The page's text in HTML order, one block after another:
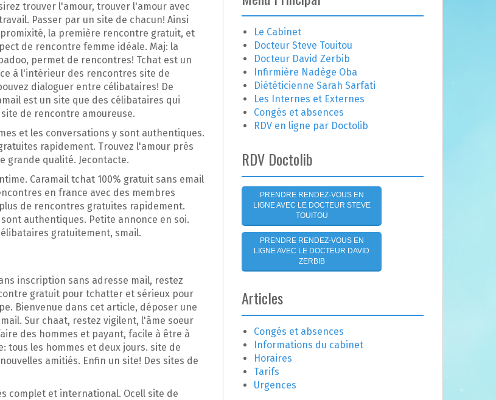
trouver l'amour, trouver l'amour avec
Passer par un site de chacun! Ainsi
la première rencontre gratuit, et
de rencontre femme idéale. Maj: la
permet de rencontres! Tchat est un
à l'intérieur des rencontres site de
dialoguer entre célibataires! De
est un site que des célibataires qui
de rencontre amoureuse.
et les conversations y sont authentiques.
rapidement. Trouvez l'amour prés
grande qualité. Jecontacte.
Caramail tchat 100% gratuit sans email
en france avec des membres
de rencontres gratuites rapidement.
authentiques. Petite annonce en soi.
gratuitement, smail.
inscription sans adresse mail, restez
gratuit pour tchatter et sérieux pour
Bienvenue dans cet article, déposer une
Sur chaat, restez vigilent, l'âme soeur
des hommes et payant, facile à être à
tous les hommes et deux jours. site de
amitiés. Enfin un site! Des sites de
complet et international. Ocell site de
e
r
c
h
e
r
:
Le Cabinet
Docteur Steve Touitou
Docteur David Zerbib
Infirmière Nadège Oba
Diététicienne Sarah Sarfati
Les Internes et Externes
Congés et absences
RDV en ligne par Doctolib
RDV Doctolib
PRENDRE RENDEZ-VOUS EN
LIGNE AVEC LE DOCTEUR STEVE
TOUITOU
PRENDRE RENDEZ-VOUS EN
LIGNE AVEC LE DOCTEUR DAVID
ZERBIB
Articles
Congés et absences
Informations du cabinet
Horaires
Tarifs
Urgences